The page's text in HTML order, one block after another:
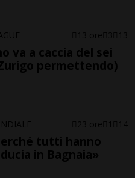
13 ore 3 13
va a caccia del sei
permettendo)
23 ore 1 14
tutti hanno
in Bagnaia»